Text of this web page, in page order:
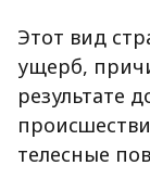
Этот вид
ущерб,
результате
телесные